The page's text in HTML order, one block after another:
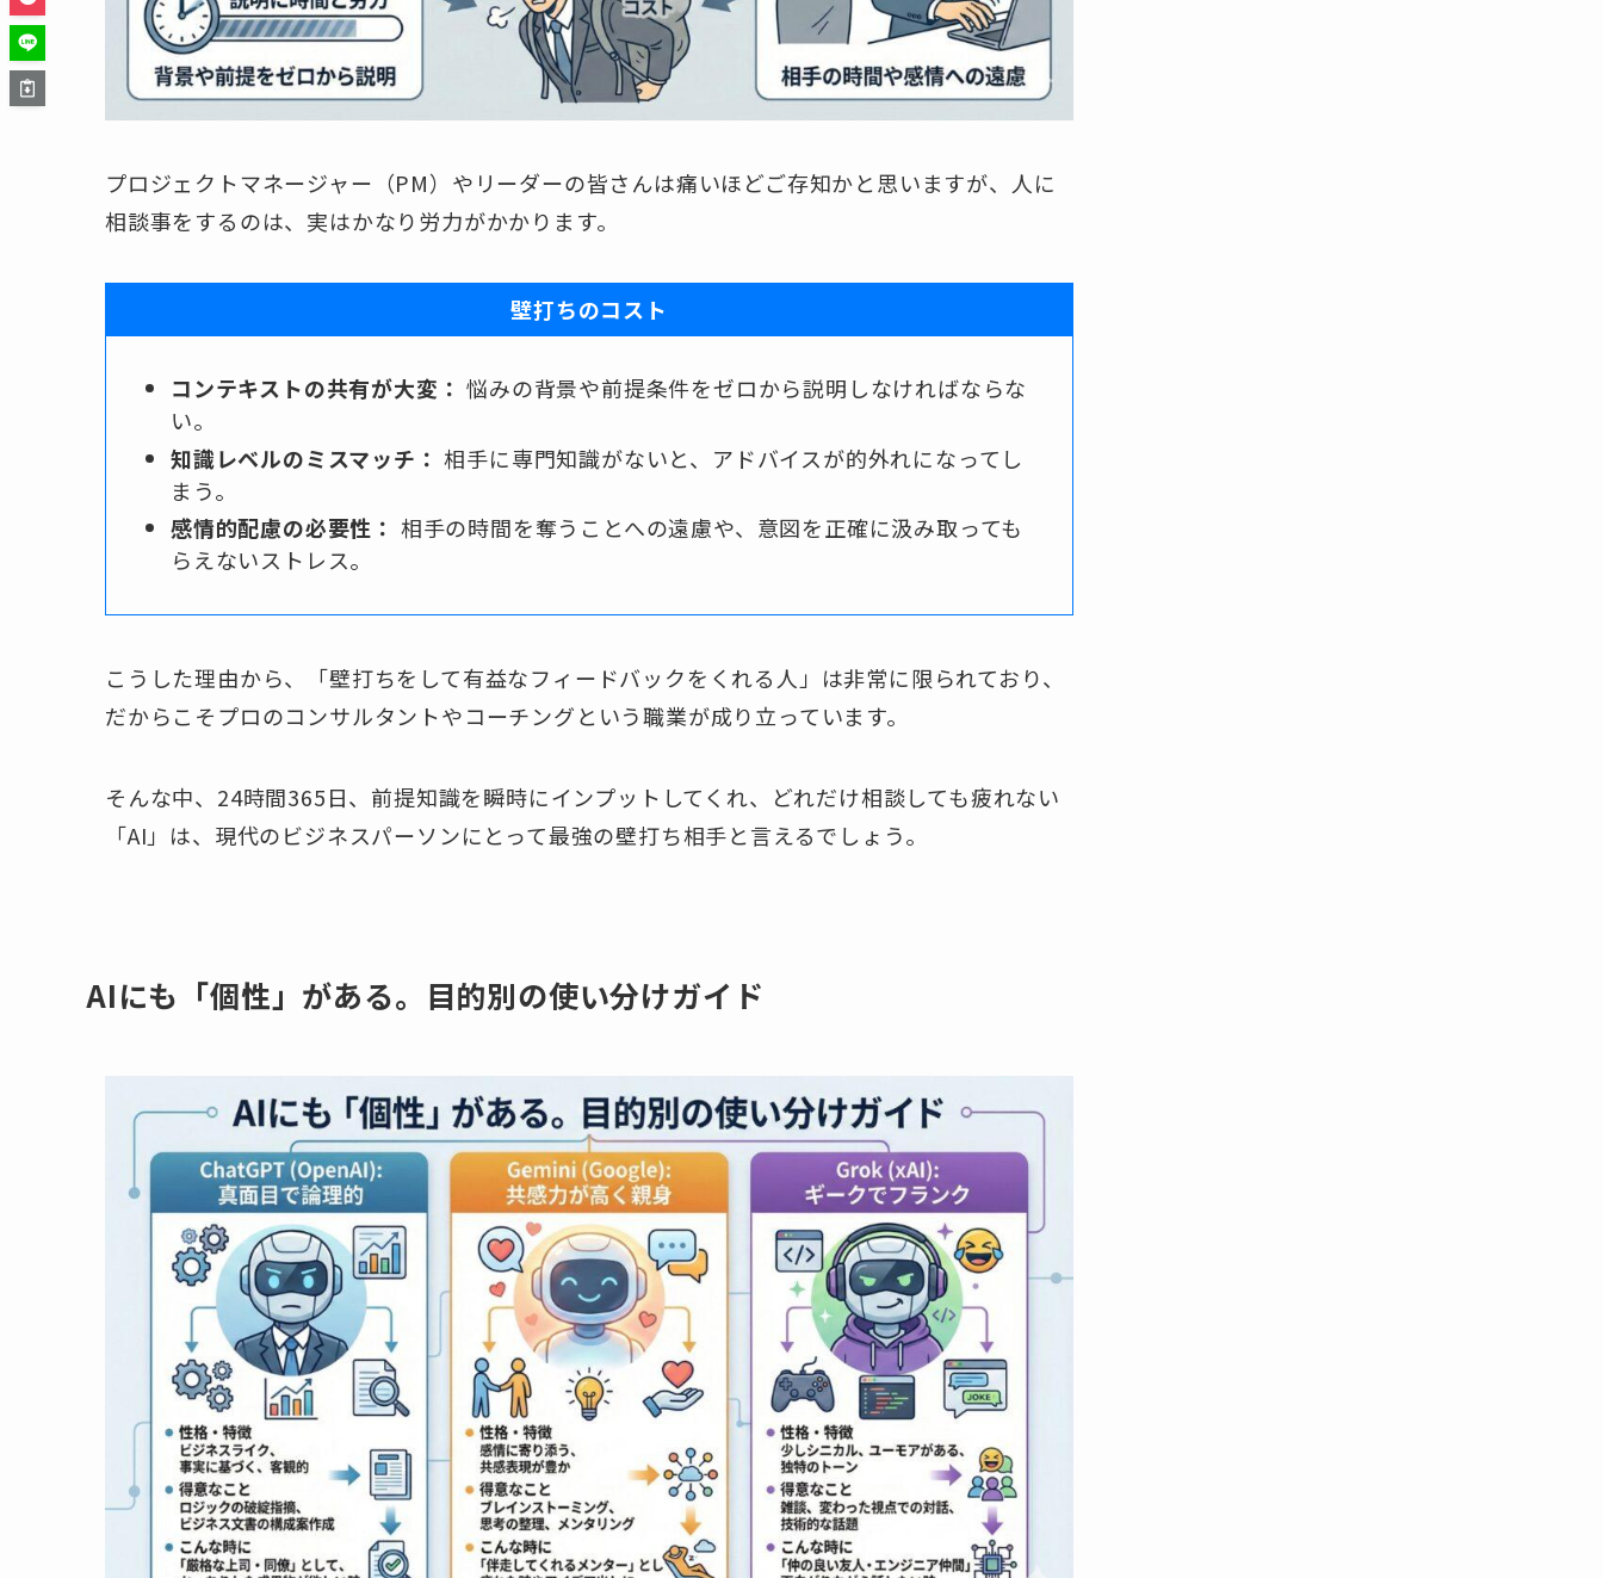
プロジェクトマネージャー（PM）やリーダーの皆さんは痛いほどご存知かと思いますが、人に
相談事をするのは、実はかなり労力がかかります。
壁打ちのコスト
コンテキストの共有が大変： 悩みの背景や前提条件をゼロから説明しなければならな
い。
知識レベルのミスマッチ： 相手に専門知識がないと、アドバイスが的外れになってし
まう。
感情的配慮の必要性： 相手の時間を奪うことへの遠慮や、意図を正確に汲み取っても
らえないストレス。
こうした理由から、「壁打ちをして有益なフィードバックをくれる人」は非常に限られており、
だからこそプロのコンサルタントやコーチングという職業が成り立っています。
そんな中、24時間365日、前提知識を瞬時にインプットしてくれ、どれだけ相談しても疲れない
「AI」は、現代のビジネスパーソンにとって最強の壁打ち相手と言えるでしょう。
AIにも「個性」がある。目的別の使い分けガイド